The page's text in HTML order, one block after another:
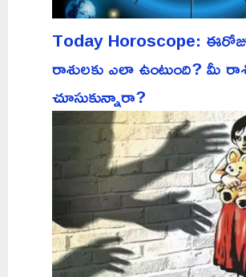
Today Horoscope: ఈరోజు
రాశులకు ఎలా ఉంటుంది? మీ
చూసుకున్నారా?